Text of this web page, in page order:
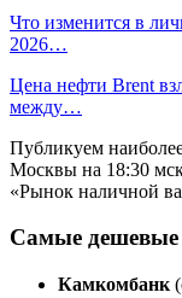
Что изменится в
2026…
Цена нефти Brent
между…
Публикуем
Москвы на 18:30
«Рынок наличной
Самые
Камкомбанк